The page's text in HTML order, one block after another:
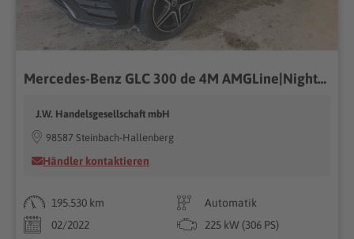
Mercedes-Benz GLC 300 de 4M AMGLine|Night|Distr.+|Vi.Cockp|Kam
J.W. Handelsgesellschaft mbH
98587 Steinbach-Hallenberg
Händler kontaktieren
195.530 km
Automatik
02/2022
225 kW (306 PS)